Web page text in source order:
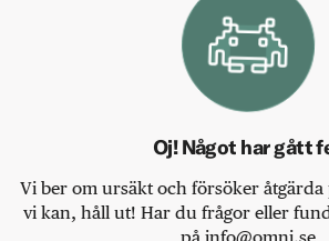
Oj! Något har gått
Vi ber om ursäkt och försöker åtgärda
vi kan, håll ut! Har du frågor eller